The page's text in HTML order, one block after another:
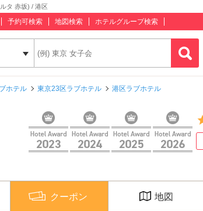
タ 赤坂) / 港区
予約可検索 地図検索 ホテルグループ検索
ホテル 東京23区ラブホテル
港区ラブホテル
クーポン 地図